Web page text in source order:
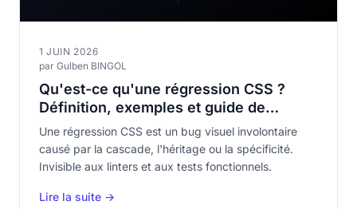
1 JUIN 2026
par Gulben BINGOL
Qu'est-ce qu'une régression CSS ?
Définition, exemples et guide de
détection
Une régression CSS est un bug visuel involontaire
causé par la cascade, l'héritage ou la spécificité.
Invisible aux linters et aux tests fonctionnels.
Lire la suite →